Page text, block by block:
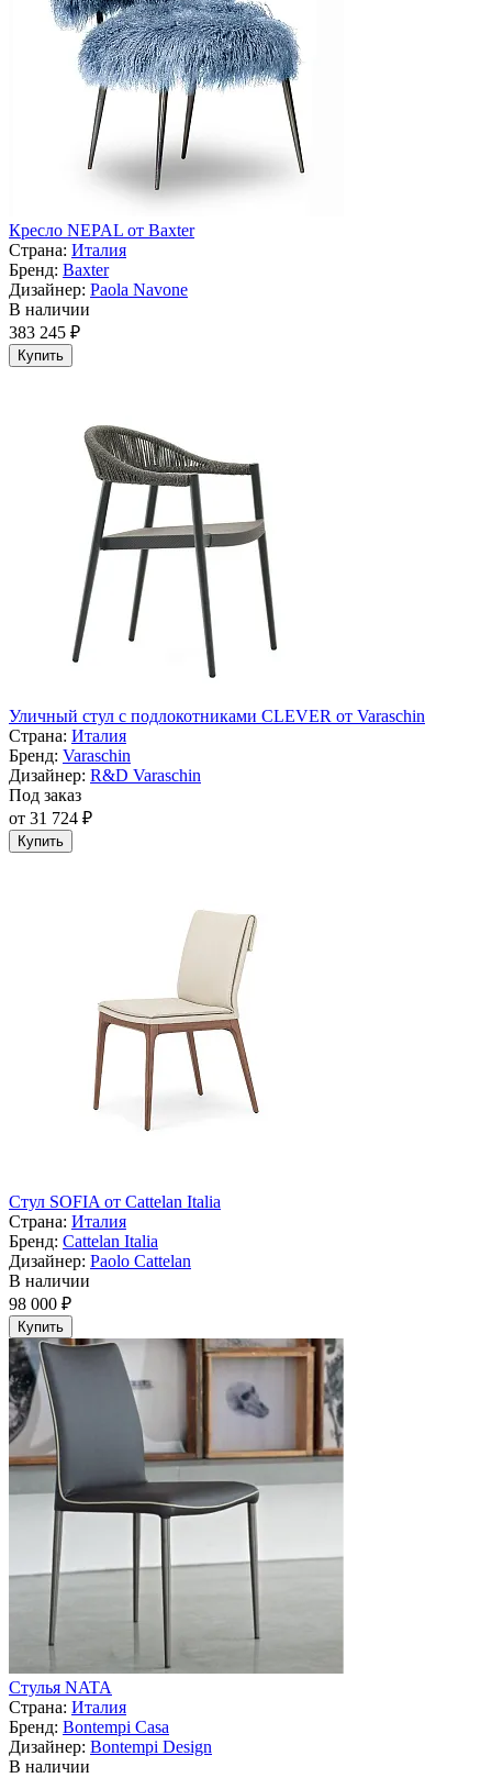
Кресло NEPAL от Baxter
Страна: Италия
Бренд: Baxter
Дизайнер: Paola Navone
В наличии
383 245 ₽
Купить
Уличный стул с подлокотниками CLEVER от Varaschin
Страна: Италия
Бренд: Varaschin
Дизайнер: R&D Varaschin
Под заказ
от 31 724 ₽
Купить
Стул SOFIA от Cattelan Italia
Страна: Италия
Бренд: Cattelan Italia
Дизайнер: Paolo Cattelan
В наличии
98 000 ₽
Купить
Стулья NATA
Страна: Италия
Бренд: Bontempi Casa
Дизайнер: Bontempi Design
В наличии